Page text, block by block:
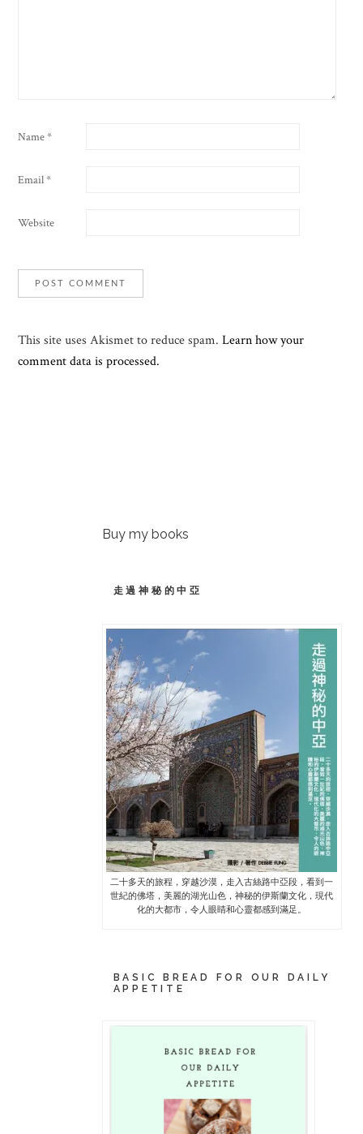
Name*
Email*
Website
This site uses Akismet to reduce spam.Learn how your
comment data is processed.
Buy my books
走過神秘的中亞
二十多天的旅程，穿越沙漠，走入古絲路中亞段，看到一
世紀的佛塔，美麗的湖光山色，神秘的伊斯蘭文化，現代
化的大都市，令人眼睛和心靈都感到滿足。
BASIC BREAD FOR OUR DAILY
APPETITE